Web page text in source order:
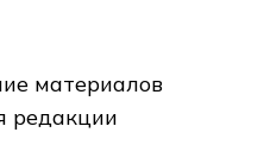
материалов
редакции